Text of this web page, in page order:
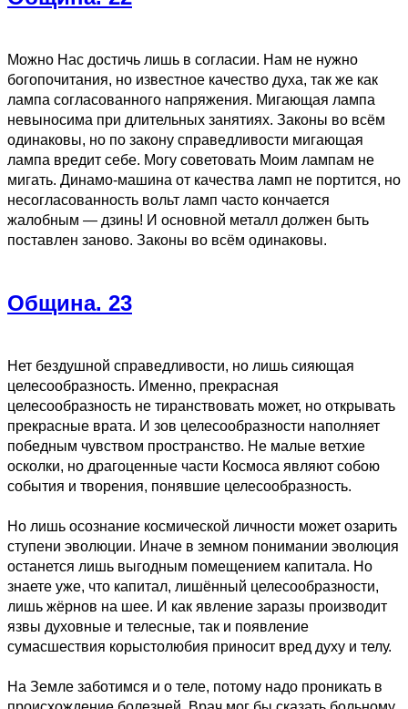
Можно Нас достичь лишь в согласии. Нам не нужно
богопочитания, но известное качество духа, так же как
лампа согласованного напряжения. Мигающая лампа
невыносима при длительных занятиях. Законы во всём
одинаковы, но по закону справедливости мигающая
лампа вредит себе. Могу советовать Моим лампам не
мигать. Динамо-машина от качества ламп не портится, но
несогласованность вольт ламп часто кончается
жалобным — дзинь! И основной металл должен быть
поставлен заново. Законы во всём одинаковы.
Община. 23
Нет бездушной справедливости, но лишь сияющая
целесообразность. Именно, прекрасная
целесообразность не тиранствовать может, но открывать
прекрасные врата. И зов целесообразности наполняет
победным чувством пространство. Не малые ветхие
осколки, но драгоценные части Космоса являют собою
события и творения, понявшие целесообразность.
Но лишь осознание космической личности может озарить
ступени эволюции. Иначе в земном понимании эволюция
останется лишь выгодным помещением капитала. Но
знаете уже, что капитал, лишённый целесообразности,
лишь жёрнов на шее. И как явление заразы производит
язвы духовные и телесные, так и появление
сумасшествия корыстолюбия приносит вред духу и телу.
На Земле заботимся и о теле, потому надо проникать в